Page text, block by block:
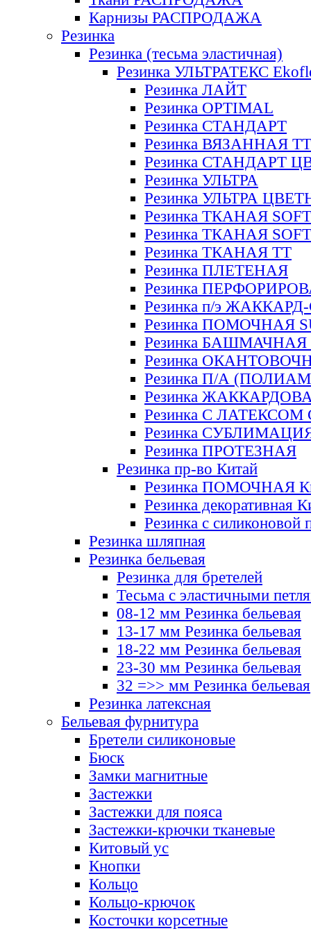
Карнизы РАСПРОДАЖА
Резинка
Резинка (тесьма эластичная)
Резинка УЛЬТРАТЕКС
Резинка ЛАЙТ
Резинка OPTIMAL
Резинка СТАНДАРТ
Резинка ВЯЗАННАЯ ТТ
Резинка СТАНДАРТ
Резинка УЛЬТРА
Резинка УЛЬТРА
Резинка ТКАНАЯ SOFT
Резинка ТКАНАЯ
Резинка ТКАНАЯ ТТ
Резинка ПЛЕТЕНАЯ
Резинка
Резинка п/э
Резинка ПОМОЧНАЯ
Резинка БАШМАЧНАЯ
Резинка
Резинка П/А
Резинка
Резинка С ЛАТЕКСОМ
Резинка
Резинка ПРОТЕЗНАЯ
Резинка пр-во Китай
Резинка ПОМОЧНАЯ
Резинка декоративная
Резинка с силиконовой
Резинка шляпная
Резинка бельевая
Резинка для бретелей
Тесьма с эластичными
08-12 мм Резинка бельевая
13-17 мм Резинка бельевая
18-22 мм Резинка бельевая
23-30 мм Резинка бельевая
32 =>> мм Резинка бельевая
Резинка латексная
Бельевая фурнитура
Бретели силиконовые
Бюск
Замки магнитные
Застежки
Застежки для пояса
Застежки-крючки тканевые
Китовый ус
Кнопки
Кольцо
Кольцо-крючок
Косточки корсетные